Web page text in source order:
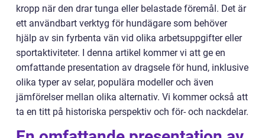
kropp när den drar tunga eller belastade föremål. Det är
ett användbart verktyg för hundägare som behöver
hjälp av sin fyrbenta vän vid olika arbetsuppgifter eller
sportaktiviteter. I denna artikel kommer vi att ge en
omfattande presentation av dragsele för hund, inklusive
olika typer av selar, populära modeller och även
jämförelser mellan olika alternativ. Vi kommer också att
ta en titt på historiska perspektiv och för- och nackdelar.